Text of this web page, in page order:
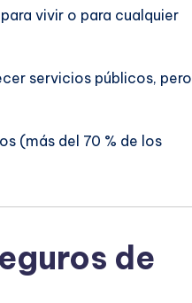
vivir o para cualquier
servicios públicos, pero
(más del 70 % de los
de